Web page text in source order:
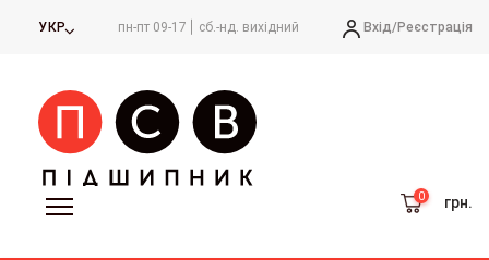
УКР пн-пт 09-17 сб.-нд. вихідний Вхід/Реєстрація
грн.